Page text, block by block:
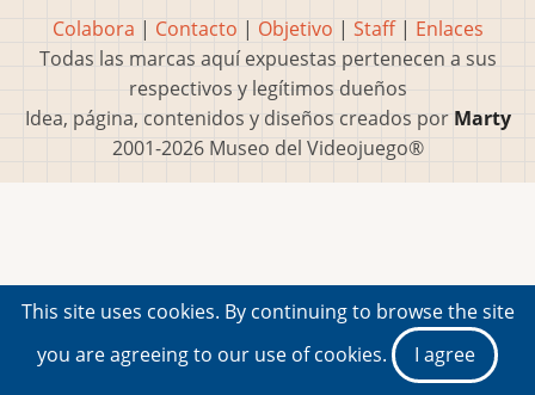
Colabora | Contacto | Objetivo | Staff| Enlaces
Todas las marcas aquí expuestas pertenecen a sus
respectivos y legítimos dueños
Idea, página, contenidos y diseños creados por Marty
2001-2026 Museo del Videojuego®
This site uses cookies. By continuing to browse the site
you are agreeing to our use of cookies.
I agree